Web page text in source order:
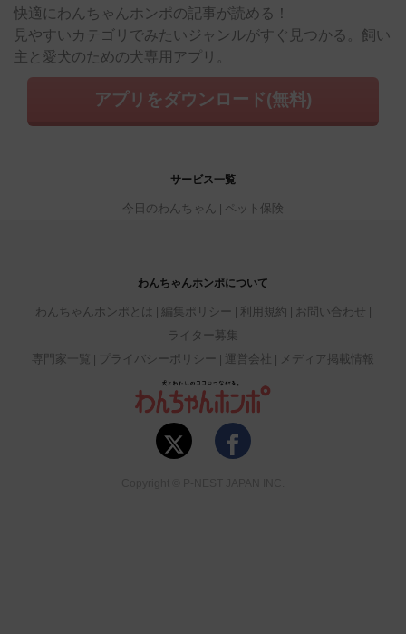
快適にわんちゃんホンポの記事が読める！
見やすいカテゴリでみたいジャンルがすぐ見つかる。飼い
主と愛犬のための犬専用アプリ。
アプリをダウンロード(無料)
サービス一覧
今日のわんちゃん ペット保険
わんちゃんホンポについて
わんちゃんホンポとは 編集ポリシー 利用規約
お問い合わせ
ライター募集
専門家一覧
プライバシーポリシー 運営会社 メディア掲載情報